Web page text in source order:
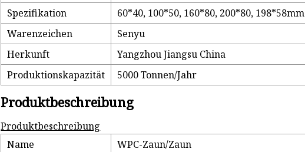
Spezifikation
60*40, 100*50, 160*80, 200*80, 198*58mm
Warenzeichen
Senyu
Herkunft
Yangzhou Jiangsu China
Produktionskapazität
5000 Tonnen/Jahr
Produktbeschreibung
Produktbeschreibung
Name
WPC-Zaun/Zaun